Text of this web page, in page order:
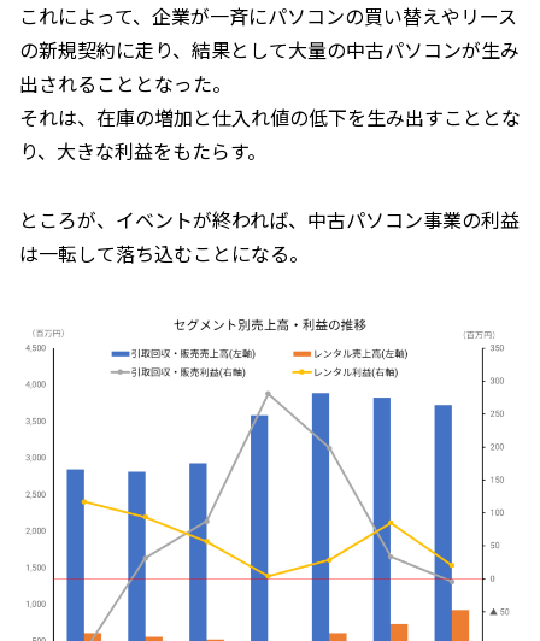
これによって、企業が一斉にパソコンの買い替えやリース
の新規契約に走り、結果として大量の中古パソコンが生み
出されることとなった。
それは、在庫の増加と仕入れ値の低下を生み出すこととな
り、大きな利益をもたらす。
ところが、イベントが終われば、中古パソコン事業の利益
は一転して落ち込むことになる。